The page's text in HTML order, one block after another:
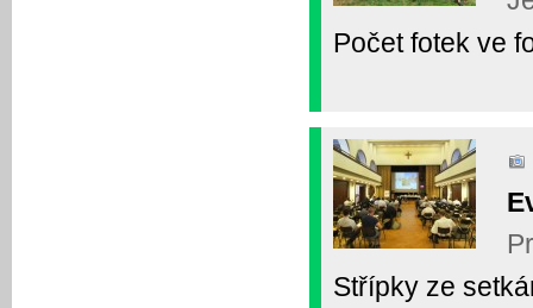
Počet fotek ve
Střípky ze